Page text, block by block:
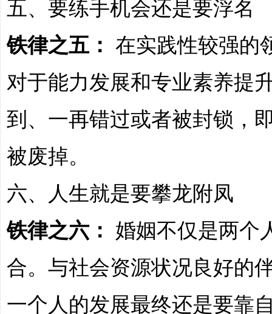
商
五、要练手机会还是要浮名
铁律之五： 在实践性较强的
对于能力发展和专业素养提
到、一再错过或者被封锁，
被废掉。
六、人生就是要攀龙附凤
铁律之六：
婚姻不仅是两个
合。与社会资源状况良好的
一个人的发展最终还是要靠